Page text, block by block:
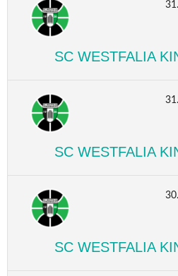
SC WESTFALIA
SC WESTFALIA
SC WESTFALIA